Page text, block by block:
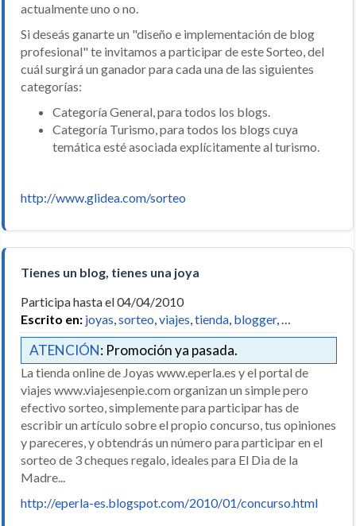
actualmente uno o no.
Si deseás ganarte un "diseño e implementación de blog
profesional" te invitamos a participar de este Sorteo, del
cuál surgirá un ganador para cada una de las siguientes
categorías:
Categoría General, para todos los blogs.
Categoría Turismo, para todos los blogs cuya
temática esté asociada explícitamente al turismo.
http://www.glidea.com/sorteo
Tienes un blog, tienes una joya
Participa hasta el 04/04/2010
Escrito en: joyas,sorteo,viajes,tienda, blogger, …
ATENCIÓN: Promoción ya pasada.
La tienda online de Joyas www.eperla.es y el portal de
viajes www.viajesenpie.com organizan un simple pero
efectivo sorteo, simplemente para participar has de
escribir un artículo sobre el propio concurso, tus opiniones
y pareceres, y obtendrás un número para participar en el
sorteo de 3 cheques regalo, ideales para El Dia de la
Madre...
http://eperla-es.blogspot.com/2010/01/concurso.html